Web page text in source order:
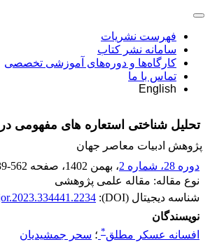
فهرست نشریات
سامانه نشر کتاب
کارگاه‌ها و دوره‌های آموزشی تخصصی
تماس با ما
English
تحلیل شناختی استعاره های مفهومی
پژوهش ادبیات معاصر جهان
دوره 28، شماره 2
، بهمن 1402 ، صفحه 562
نوع مقاله: مقاله علمی پژوهشی
شناسه دیجیتال (DOI):
نویسندگان
افسانه عسکر مطلق* ؛ سحر جمشیدیان